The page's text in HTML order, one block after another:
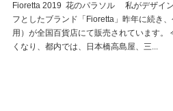
Fioretta 2019 花のパラソル 私がデザイ
フとしたブランド「Fioretta」昨年に続き
用）が全国百貨店にて販売されています。
くなり、都内では、日本橋高島屋、三...